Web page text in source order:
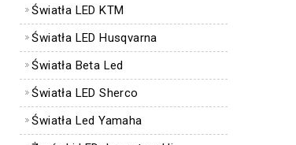
Światła LED KTM
Światła LED Husqvarna
Światła Beta Led
Światła LED Sherco
Światła Led Yamaha